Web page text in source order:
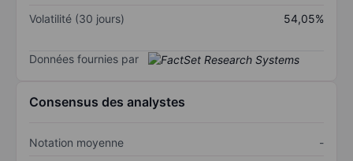
Volatilité (30 jours)
54,05%
Données fournies par
Consensus des analystes
Notation moyenne -